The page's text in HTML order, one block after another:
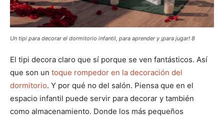
Un tipi para decorar el dormitorio infantil, para aprender y ¡para jugar! 8
El tipi decora claro que sí porque se ven fantásticos. Así
que son un toque rompedor en la decoración del
dormitorio. Y por qué no del salón. Piensa que en el
espacio infantil puede servir para decorar y también
como almacenamiento. Donde los más pequeños